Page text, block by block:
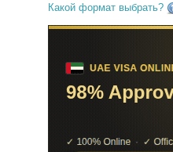
Какой формат выбрать?